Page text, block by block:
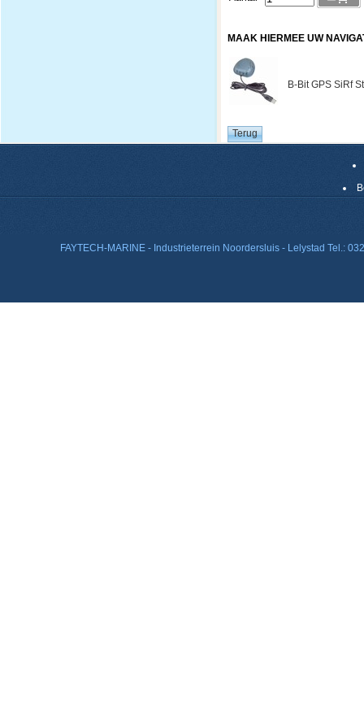
MAAK HIERMEE UW
B-Bit GPS SiRf
FAYTECH-MARINE - Industrieterrein Noordersluis - Lelystad Tel.: